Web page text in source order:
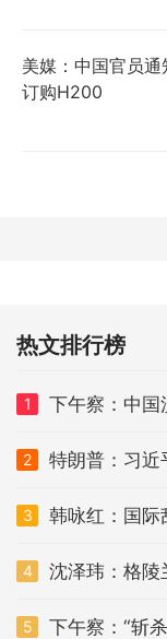
美媒：中国官员
订购H200
热文排行榜
1 下午察：中国
2 特朗普：习近
3 韩咏红：国际
4 沈泽玮：格陵
5 下午察：“斩